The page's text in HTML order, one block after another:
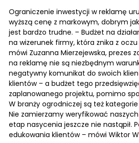
Ograniczenie inwestycji w reklamę
wyższą cenę z markowym, dobrym
jest bardzo trudne. – Budżet na
na wizerunek firmy, która znika z
mówi Zuzanna Mierzejewska, prezes
na reklamę nie są niezbędnym
negatywny komunikat do swoich
klientów – a budżet tego
zaplanowanego projektu, pomimo
W branży ogrodniczej są też
Nie zamierzamy weryfikować
etap nasycenia jeszcze nie nastąpił.
edukowania klientów – mówi Wiktor